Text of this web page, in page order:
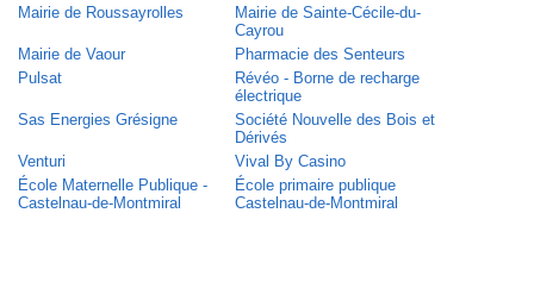
Mairie de Roussayrolles
Mairie de Sainte-Cécile-du-
Cayrou
Mairie de Vaour
Pharmacie des Senteurs
Pulsat
Révéo - Borne de recharge
électrique
Sas Energies Grésigne
Société Nouvelle des Bois et
Dérivés
Venturi
Vival By Casino
École Maternelle Publique -
Castelnau-de-Montmiral
École primaire publique
Castelnau-de-Montmiral